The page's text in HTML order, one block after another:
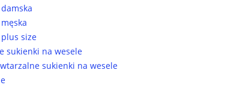
size
sukienki na wesele
sukienki na wesele